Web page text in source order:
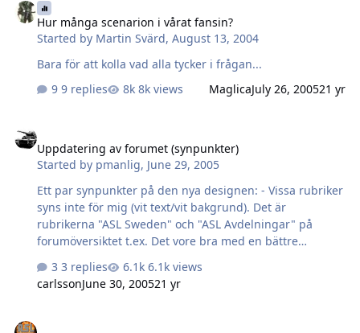
Hur många scenarion i vårat fansin?
Started by Martin Svärd,August 13, 2004
Bara för att kolla vad alla tycker i frågan...
9 replies
8k views MaglicaJuly 26, 200521 yr
Uppdatering av forumet (synpunkter)
Started by pmanlig, June 29, 2005
Ett par synpunkter på den nya designen: - Vissa rubriker
syns inte för mig (vit text/vit bakgrund). Det är
rubrikerna "ASL Sweden" och "ASL Avdelningar" på
forumöversiktet t.ex. Det vore bra med en bättre
olästa inlägg" i ämneslistan har blivit lite mindre, och
jag skulle gärna se att den var lite större. - När man
3 replies
6.1k views
carlssonJune 30, 200521 yr